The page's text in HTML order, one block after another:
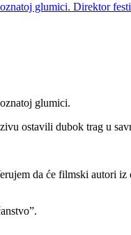
glumici. Direktor
glumici.
ostavili dubok trag u
da će filmski autori